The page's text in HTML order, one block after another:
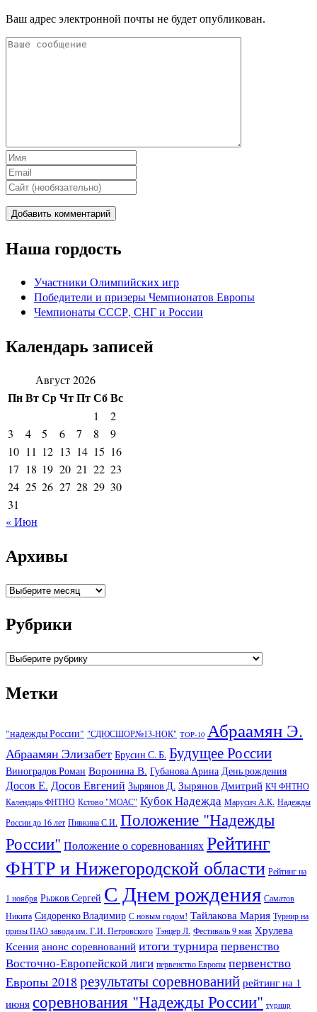
Ваш адрес электронной почты не будет опубликован.
Наша гордость
Участники Олимпийских игр
Победители и призеры Чемпионатов Европы
Чемпионаты СССР, СНГ и Росcии
Календарь записей
Август 2026
ПнВтСрЧтПтСбВс
1
2
3
4 5 6 7 8
9
10 11 12 13 14 15 16
17 18 19 20 21 22 23
24 25 26 27 28 29 30
31
« Июн
Архивы
Архивы
Рубрики
Рубрики
Метки
"надежды России" "СДЮСШОР№13-НОК" TOP-10 Абраамян Э.
Абраамян Элизабет Брусин С. Б. Будущее России
Виноградов Роман Воронина В. Губанова Арина День рождения
Досов Е. Досов Евгений Зырянов Д. Зырянов Дмитрий КЧ ФНТНО
Календарь ФНТНО Кстово "МОАС" Кубок Надежда Марусич А.К. Надежды
России до 16 лет Пивкина С.И. Положение "Надежды
России" Положение о соревнованияхРейтинг
ФНТР и Нижегородской области Рейтинг на
1 ноября Рыжов Сергей С Днем рождения Саматов
Никита Сидоренко Владимир С новым годом! Тайлакова Мария Турнир на
призы ПАО завода им. Г.И. Петровского Тэнцер Л. Фестиваль 9 мая Хрулева
Ксения анонс соревнований итоги турнирапервенство
Восточно-Европейской лиги первенство Европы первенство
Европы 2018 результаты соревнований рейтинг на 1
июня соревнования "Надежды России" турнир